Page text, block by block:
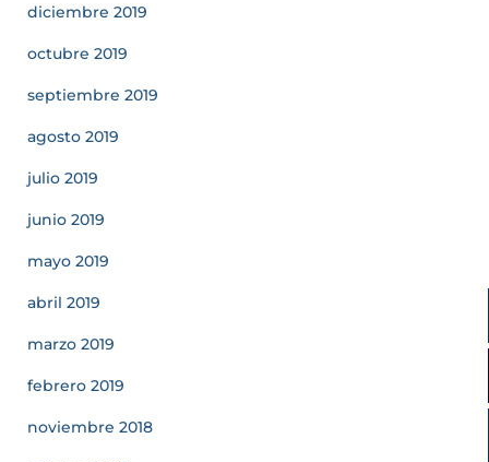
diciembre 2019
octubre 2019
septiembre 2019
agosto 2019
julio 2019
junio 2019
mayo 2019
abril 2019
marzo 2019
febrero 2019
noviembre 2018